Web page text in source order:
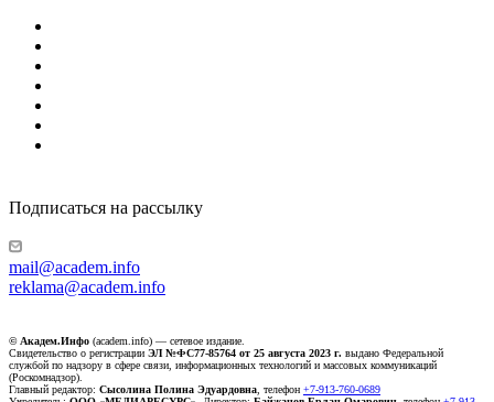
Подписаться на рассылку
mail@academ.info
reklama@academ.info
© Академ.Инфо (academ.info) — сетевое издание.
Свидетельство о регистрации ЭЛ №ФС77-85764 от 25 августа 2023 г. выдано Федеральной
службой по надзору в сфере связи, информационных технологий и массовых коммуникаций
(Роскомнадзор).
Главный редактор: Сысолина Полина Эдуардовна , телефон +7-913-760-0689